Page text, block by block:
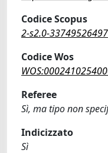
Codice Scopus
2-s2.0-33749526497
Codice Wos
Referee
Sì, ma tipo non
Indicizzato
Sì